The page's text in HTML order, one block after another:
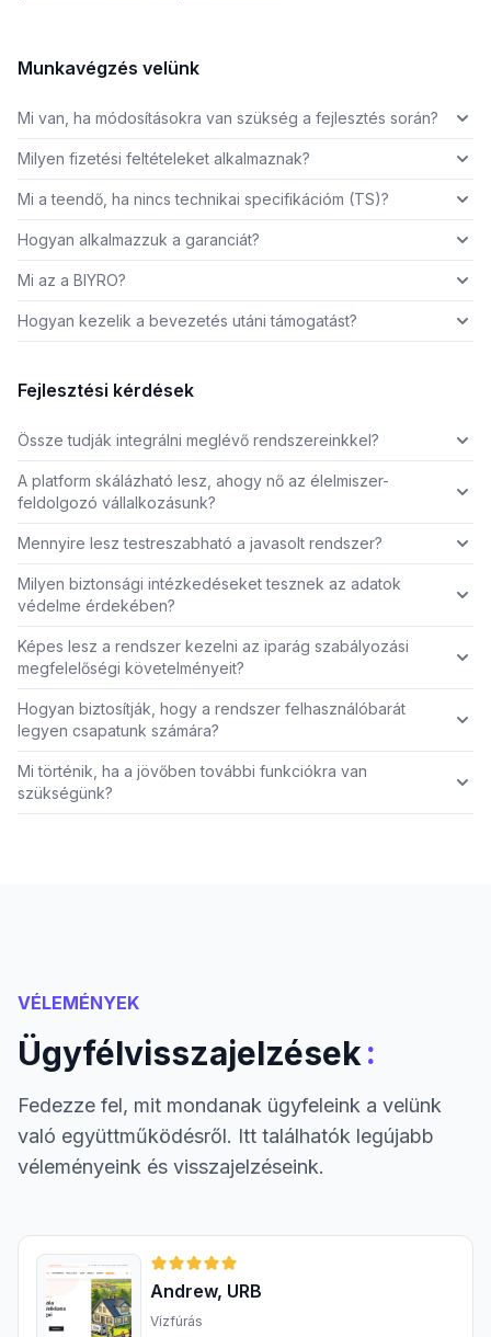
Munkavégzés velünk
Mi van, ha módosításokra van szükség a fejlesztés során?
Milyen fizetési feltételeket alkalmaznak?
Mi a teendő, ha nincs technikai specifikációm (TS)?
Hogyan alkalmazzuk a garanciát?
Mi az a BIYRO?
Hogyan kezelik a bevezetés utáni támogatást?
Fejlesztési kérdések
Össze tudják integrálni meglévő rendszereinkkel?
A platform skálázható lesz, ahogy nő az élelmiszer-
feldolgozó vállalkozásunk?
Mennyire lesz testreszabható a javasolt rendszer?
Milyen biztonsági intézkedéseket tesznek az adatok
védelme érdekében?
Képes lesz a rendszer kezelni az iparág szabályozási
megfelelőségi követelményeit?
Hogyan biztosítják, hogy a rendszer felhasználóbarát
legyen csapatunk számára?
Mi történik, ha a jövőben további funkciókra van
szükségünk?
VÉLEMÉNYEK
Ügyfélvisszajelzések:
Fedezze fel, mit mondanak ügyfeleink a velünk
való együttműködésről. Itt találhatók legújabb
véleményeink és visszajelzéseink.
Andrew, URB
Vízfúrás